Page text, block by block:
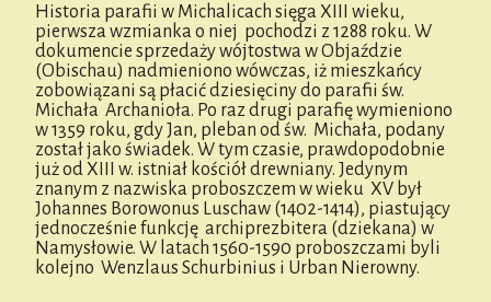
Historia parafii w Michalicach sięga XIII wieku,
pierwsza wzmianka o niej pochodzi z 1288 roku. W
dokumencie sprzedaży wójtostwa w Objaździe
(Obischau) nadmieniono wówczas, iż mieszkańcy
zobowiązani są płacić dziesięciny do parafii św.
Michała Archanioła. Po raz drugi parafię wymieniono
w 1359 roku, gdy Jan, pleban od św. Michała, podany
został jako świadek. W tym czasie, prawdopodobnie
już od XIII w. istniał kościół drewniany. Jedynym
znanym z nazwiska proboszczem w wieku XV był
Johannes Borowonus Luschaw (1402-1414), piastujący
jednocześnie funkcję archiprezbitera (dziekana) w
Namysłowie. W latach 1560-1590 proboszczami byli
kolejno Wenzlaus Schurbinius i Urban Nierowny.